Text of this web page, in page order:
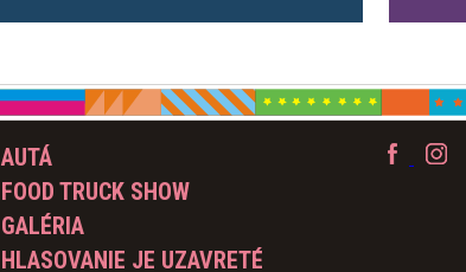
AUTÁ
FOOD TRUCK SHOW
GALÉRIA
HLASOVANIE JE UZAVRETÉ